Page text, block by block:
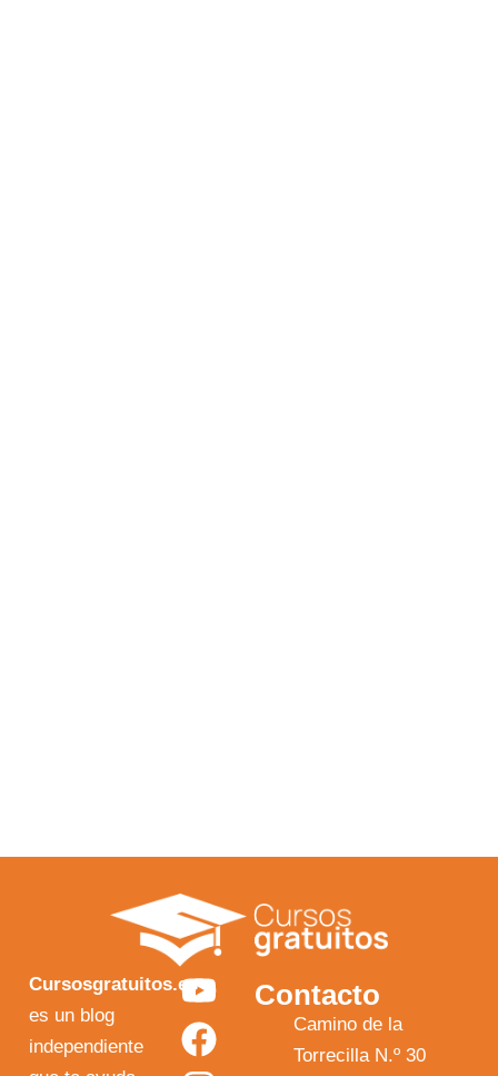
Cursosgratuitos.es
es un blog
independiente
Y
o
u
F
a
c
I
n
s
X
-
t
Contacto
Camino de la
Torrecilla N.º 30